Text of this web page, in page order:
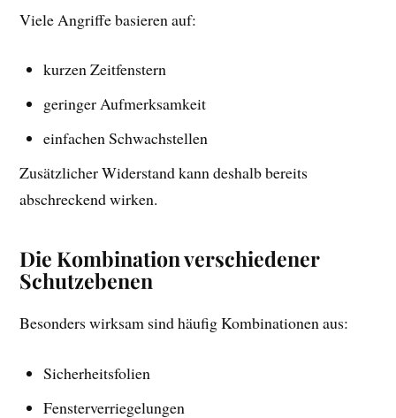
Viele Angriffe basieren auf:
kurzen Zeitfenstern
geringer Aufmerksamkeit
einfachen Schwachstellen
Zusätzlicher Widerstand kann deshalb bereits
abschreckend wirken.
Die Kombination verschiedener
Schutzebenen
Besonders wirksam sind häufig Kombinationen aus:
Sicherheitsfolien
Fensterverriegelungen